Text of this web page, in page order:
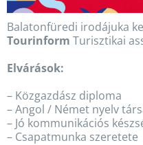
Balatonfüredi irodájuka
Tourinform Turisztikai
Elvárások:
– Közgazdász diploma
– Angol / Német nyelv
– Jó kommunikációs
– Csapatmunka szeretete